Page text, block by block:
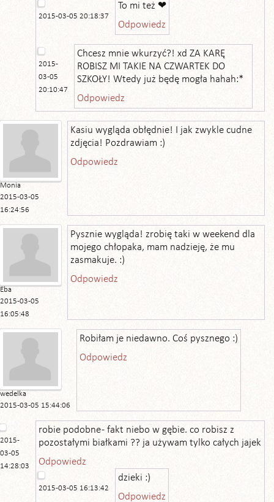
2015-03-05 20:18:37
To mi też ❤
Odpowiedz
2015-
03-05
20:10:47
Chcesz mnie wkurzyć?! xd ZA KARĘ
ROBISZ MI TAKIE NA CZWARTEK DO
SZKOŁY! Wtedy już będę mogła hahah:*
Odpowiedz
Monia
2015-03-05
16:24:56
Kasiu wygląda obłędnie! I jak zwykle cudne
zdjęcia! Pozdrawiam :)
Odpowiedz
Eba
2015-03-05
16:05:48
Pysznie wygląda! zrobię taki w weekend dla
mojego chłopaka, mam nadzieję, że mu
zasmakuje. :)
Odpowiedz
wedelka
2015-03-05 15:44:06
Robiłam je niedawno. Coś pysznego :)
Odpowiedz
2015-
03-05
14:28:03
robie podobne - fakt niebo w gębie. co robisz z
pozostałymi białkami ?? ja używam tylko całych jajek
Odpowiedz
2015-03-05 16:13:42
dzieki :)
Odpowiedz